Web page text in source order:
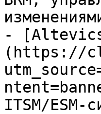
-
(https://
ITSM/ESM-